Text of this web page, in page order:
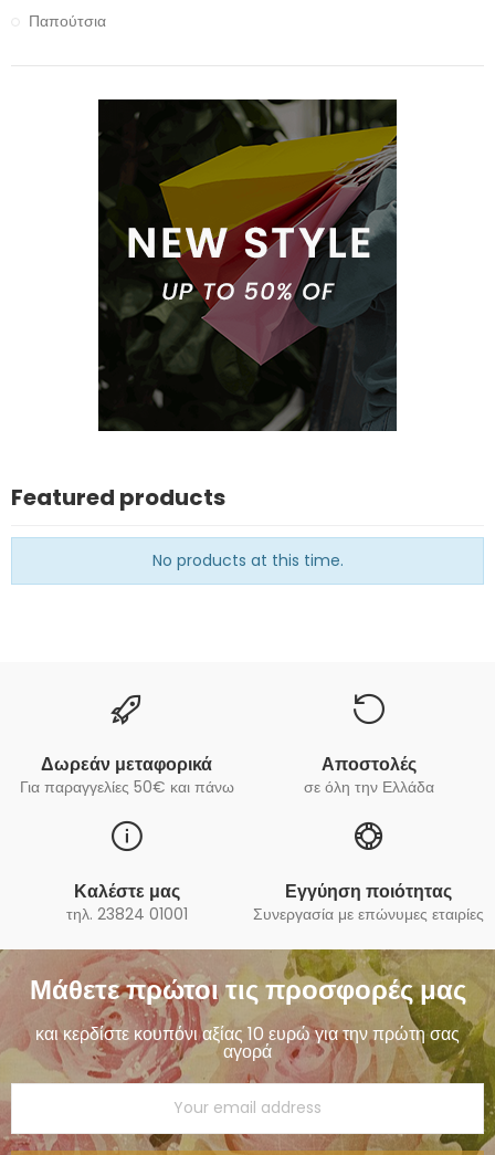
Παπούτσια
Featured products
No products at this time.
Δωρεάν μεταφορικά
Για παραγγελίες 50€ και πάνω
Αποστολές
σε όλη την Ελλάδα
Καλέστε μας
τηλ. 23824 01001
Εγγύηση ποιότητας
Συνεργασία με επώνυμες εταιρίες
Μάθετε πρώτοι τις προσφορές μας
και κερδίστε κουπόνι αξίας 10 ευρώ για την πρώτη σας
αγορά